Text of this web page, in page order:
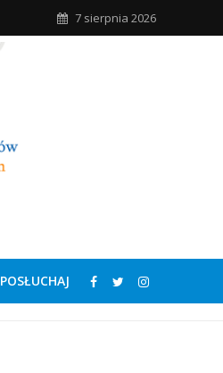
7 sierpnia 2026
POSŁUCHAJ